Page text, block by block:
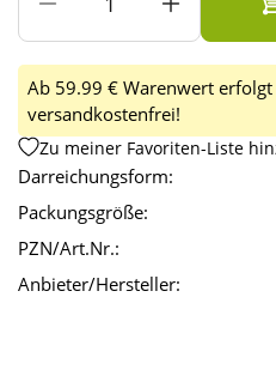
Ab 59.99 € Warenwert
versandkostenfrei!
Zu meiner Favoriten-Liste
Darreichungsform:
Packungsgröße:
PZN/Art.Nr.:
Anbieter/Hersteller: